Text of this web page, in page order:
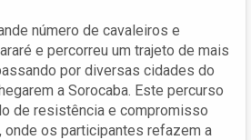
número de cavaleiros e
e percorreu um trajeto de mais
por diversas cidades do
a Sorocaba. Este percurso
de resistência e compromisso
onde os participantes refazem a